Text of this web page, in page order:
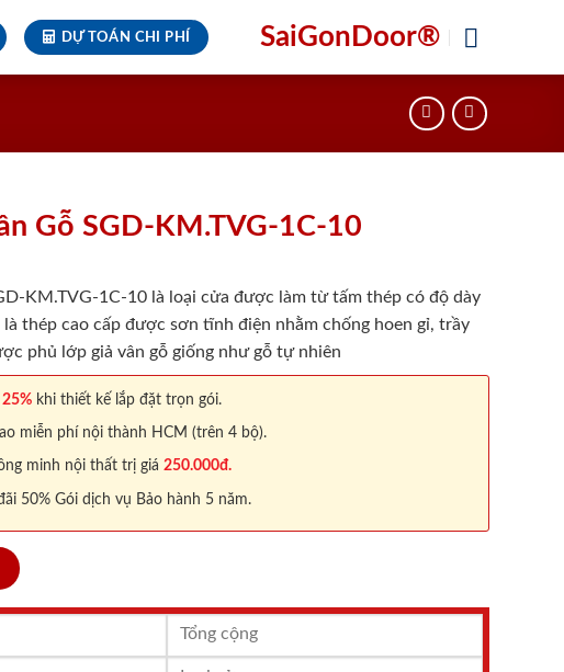
DỰ TOÁN CHI PHÍ SaiGonDoor®
Gỗ SGD-KM.TVG-1C-10
KM.TVG-1C-10 là loại cửa được làm từ tấm thép có độ dày
thép cao cấp được sơn tĩnh điện nhằm chống hoen gỉ, trầy
phủ lớp giả vân gỗ giống như gỗ tự nhiên
25% khi thiết kế lắp đặt trọn gói.
miễn phí nội thành HCM (trên 4 bộ).
minh nội thất trị giá 250.000đ.
50% Gói dịch vụ Bảo hành 5 năm.